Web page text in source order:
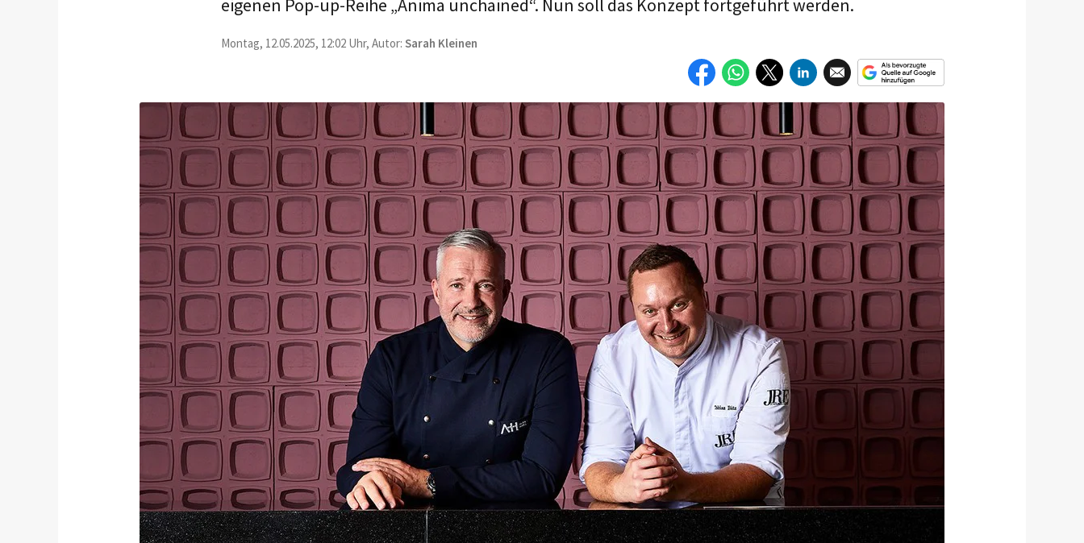
eigenen Pop-up-Reihe „Anima unchained“. Nun soll das Konzept fortgeführt werden.
Montag, 12.05.2025, 12:02 Uhr, Autor: Sarah Kleinen